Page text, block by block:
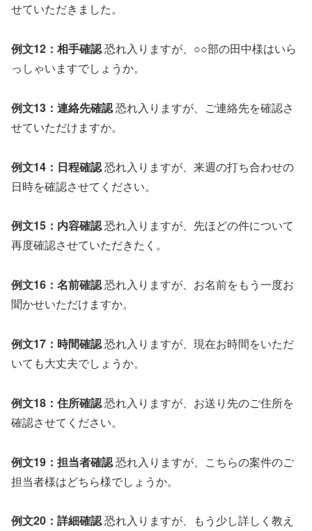
せていただきました。
例文12：相手確認恐れ入りますが、○○部の田中様はいら
っしゃいますでしょうか。
例文13：連絡先確認恐れ入りますが、ご連絡先を確認さ
せていただけますか。
例文14：日程確認恐れ入りますが、来週の打ち合わせの
日時を確認させてください。
例文15：内容確認恐れ入りますが、先ほどの件について
再度確認させていただきたく。
例文16：名前確認恐れ入りますが、お名前をもう一度お
聞かせいただけますか。
例文17：時間確認恐れ入りますが、現在お時間をいただ
いても大丈夫でしょうか。
例文18：住所確認恐れ入りますが、お送り先のご住所を
確認させてください。
例文19：担当者確認恐れ入りますが、こちらの案件のご
担当者様はどちら様でしょうか。
例文20：詳細確認恐れ入りますが、もう少し詳しく教え